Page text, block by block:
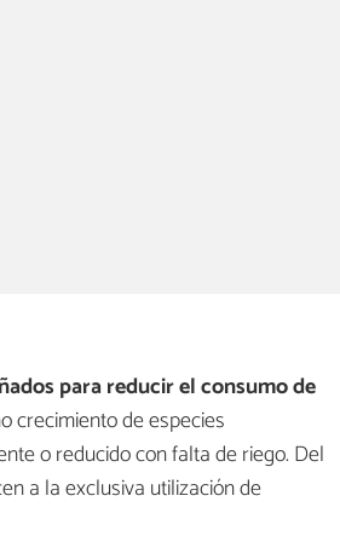
para reducir el consumo de
crecimiento de especies
o reducido con falta de riego. Del
a la exclusiva utilización de